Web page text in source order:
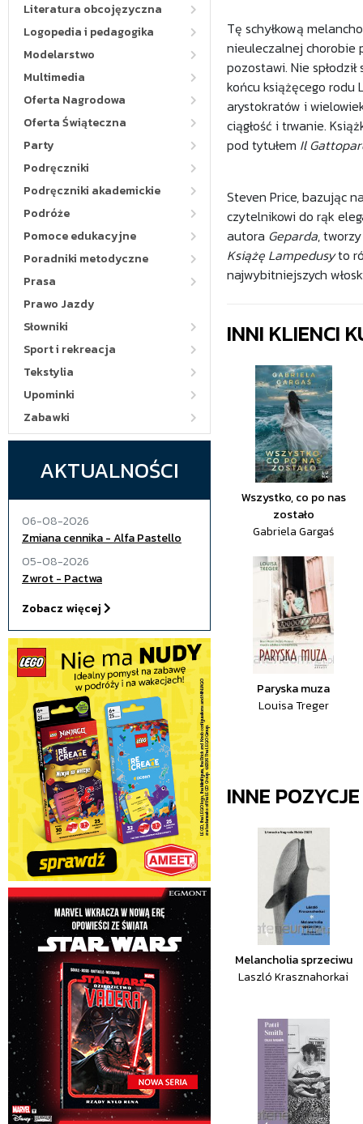
Literatura obcojęzyczna
Logopedia i pedagogika
Modelarstwo
Multimedia
Oferta Nagrodowa
Oferta Świąteczna
Party
Podręczniki
Podręczniki akademickie
Podróże
Pomoce edukacyjne
Poradniki metodyczne
Prasa
Prawo Jazdy
Słowniki
Sport i rekreacja
Tekstylia
Upominki
Zabawki
AKTUALNOŚCI
06-08-2026
Zmiana cennika - Alfa Pastello
05-08-2026
Zwrot - Pactwa
Zobacz więcej
Tę schyłkową
nieuleczalnej chorobie
pozostawi. Nie
końcu książęcego rodu
arystokratów i
ciągłość i trwanie.
pod tytułem Il
Steven Price, bazując
czytelnikowi do rąk
autora Geparda,
Książę Lampedusyto
najwybitniejszych
INNI KLIENCI
Wszystko, co po nas
zostało
Gabriela Gargaś
Paryska muza
Louisa Treger
INNE
Melancholia sprzeciwu
Laszló Krasznahorkai